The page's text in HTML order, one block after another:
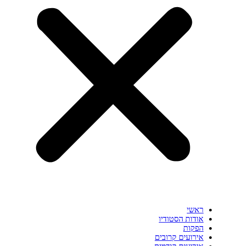
ראשי
אודות הסטודיו
הפקות
אירועים קרובים